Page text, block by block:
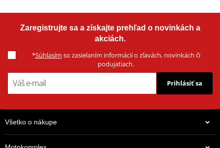
Zaregistrujte sa a získajte prehľad o novinkách a
akciách.
*Súhlasím so zasielaním informácií o zľavách, novinkách či
podujatiach.
Prihlásiť sa
Všetko o nákupe